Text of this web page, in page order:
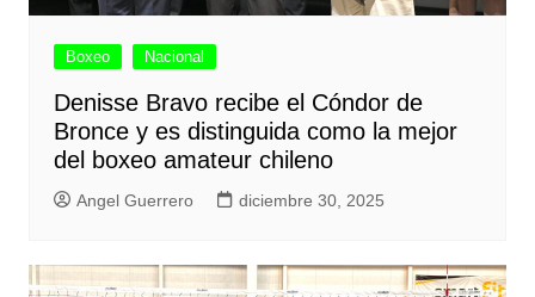
Boxeo Nacional
Denisse Bravo recibe el Cóndor de
Bronce y es distinguida como la mejor
del boxeo amateur chileno
Angel Guerrero diciembre 30, 2025